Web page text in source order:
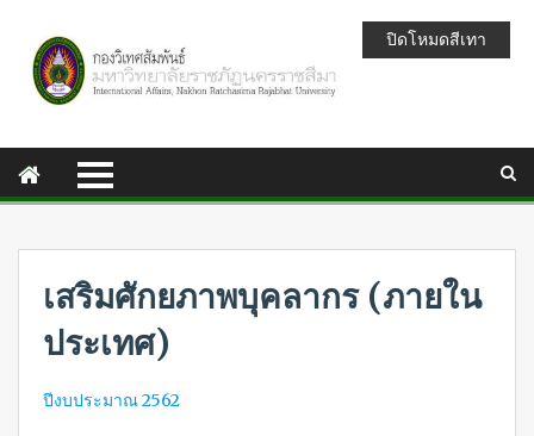
เสริมศักยภาพบุคลากร (ภายใน
ประเทศ)
ปีงบประมาณ 2562
ปิดโหมดสีเทา